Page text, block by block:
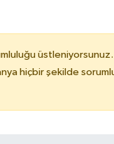
üstleniyorsunuz.
hiçbir şekilde